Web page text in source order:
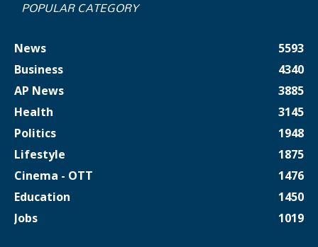
POPULAR CATEGORY
News
5593
Business
4340
AP News
3885
Health
3145
Politics
1948
Lifestyle
1875
Cinema - OTT
1476
Education
1450
Jobs
1019